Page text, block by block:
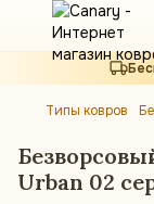
Типы ковров
Urban 02